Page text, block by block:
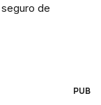
de
PUB